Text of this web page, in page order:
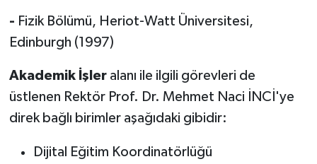
- Fizik Bölümü, Heriot-Watt Üniversitesi,
Edinburgh (1997)
Akademik İşleralanı ile ilgili görevleri de
üstlenen Rektör Prof. Dr. Mehmet Naci İNCİ'ye
direk bağlı birimler aşağıdaki gibidir:
Dijital Eğitim Koordinatörlüğü